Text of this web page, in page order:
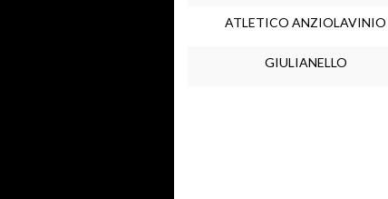
ATLETICO ANZIOLAVINIO
GIULIANELLO